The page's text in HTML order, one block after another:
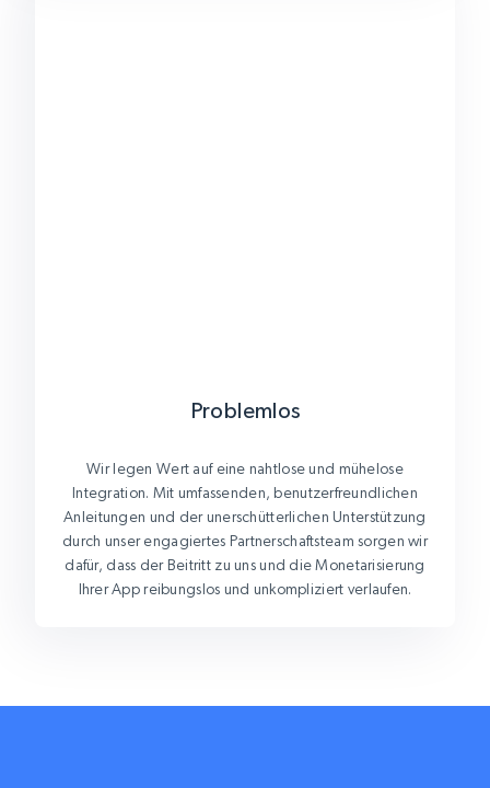
Problemlos
Wir legen Wert auf eine nahtlose und mühelose
Integration. Mit umfassenden, benutzerfreundlichen
Anleitungen und der unerschütterlichen Unterstützung
durch unser engagiertes Partnerschaftsteam sorgen wir
dafür, dass der Beitritt zu uns und die Monetarisierung
Ihrer App reibungslos und unkompliziert verlaufen.